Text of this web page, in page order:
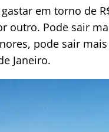
gastar em torno de
outro. Pode sair
pode sair
Janeiro.